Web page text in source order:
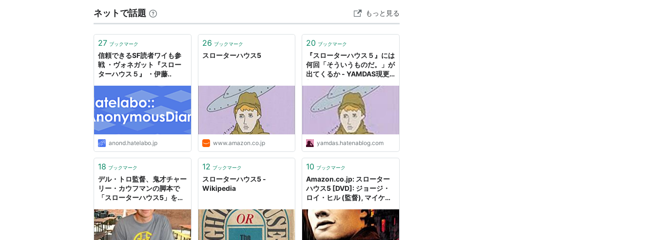
ネットで話題 もっと見る
27 ブックマーク
信頼できるSF読者ワイも参
戦 ・ヴォネガット『スロー
ターハウス５』 ・伊藤..
anond.hatelabo.jp
26 ブックマーク
スローターハウス5
www.amazon.co.jp
20 ブックマーク
『スローターハウス５』には
何回「そういうものだ。」が
出てくるか - YAMDAS現更
yamdas.hatenablog.com
18 ブックマーク
デル・トロ監督、鬼才チャー
リー・カウフマンの脚本で
「スローターハウス5」を映
12 ブックマーク
スローターハウス5 -
Wikipedia
10 ブックマーク
Amazon.co.jp: スローター
ハウス5 [DVD]: ジョージ・
ロイ・ヒル (監督), マイケ
ン・ロッシュ (出演), ロン・
リーブマン (出演), シャロ
ン・ガンス (出演), ヴァレリ